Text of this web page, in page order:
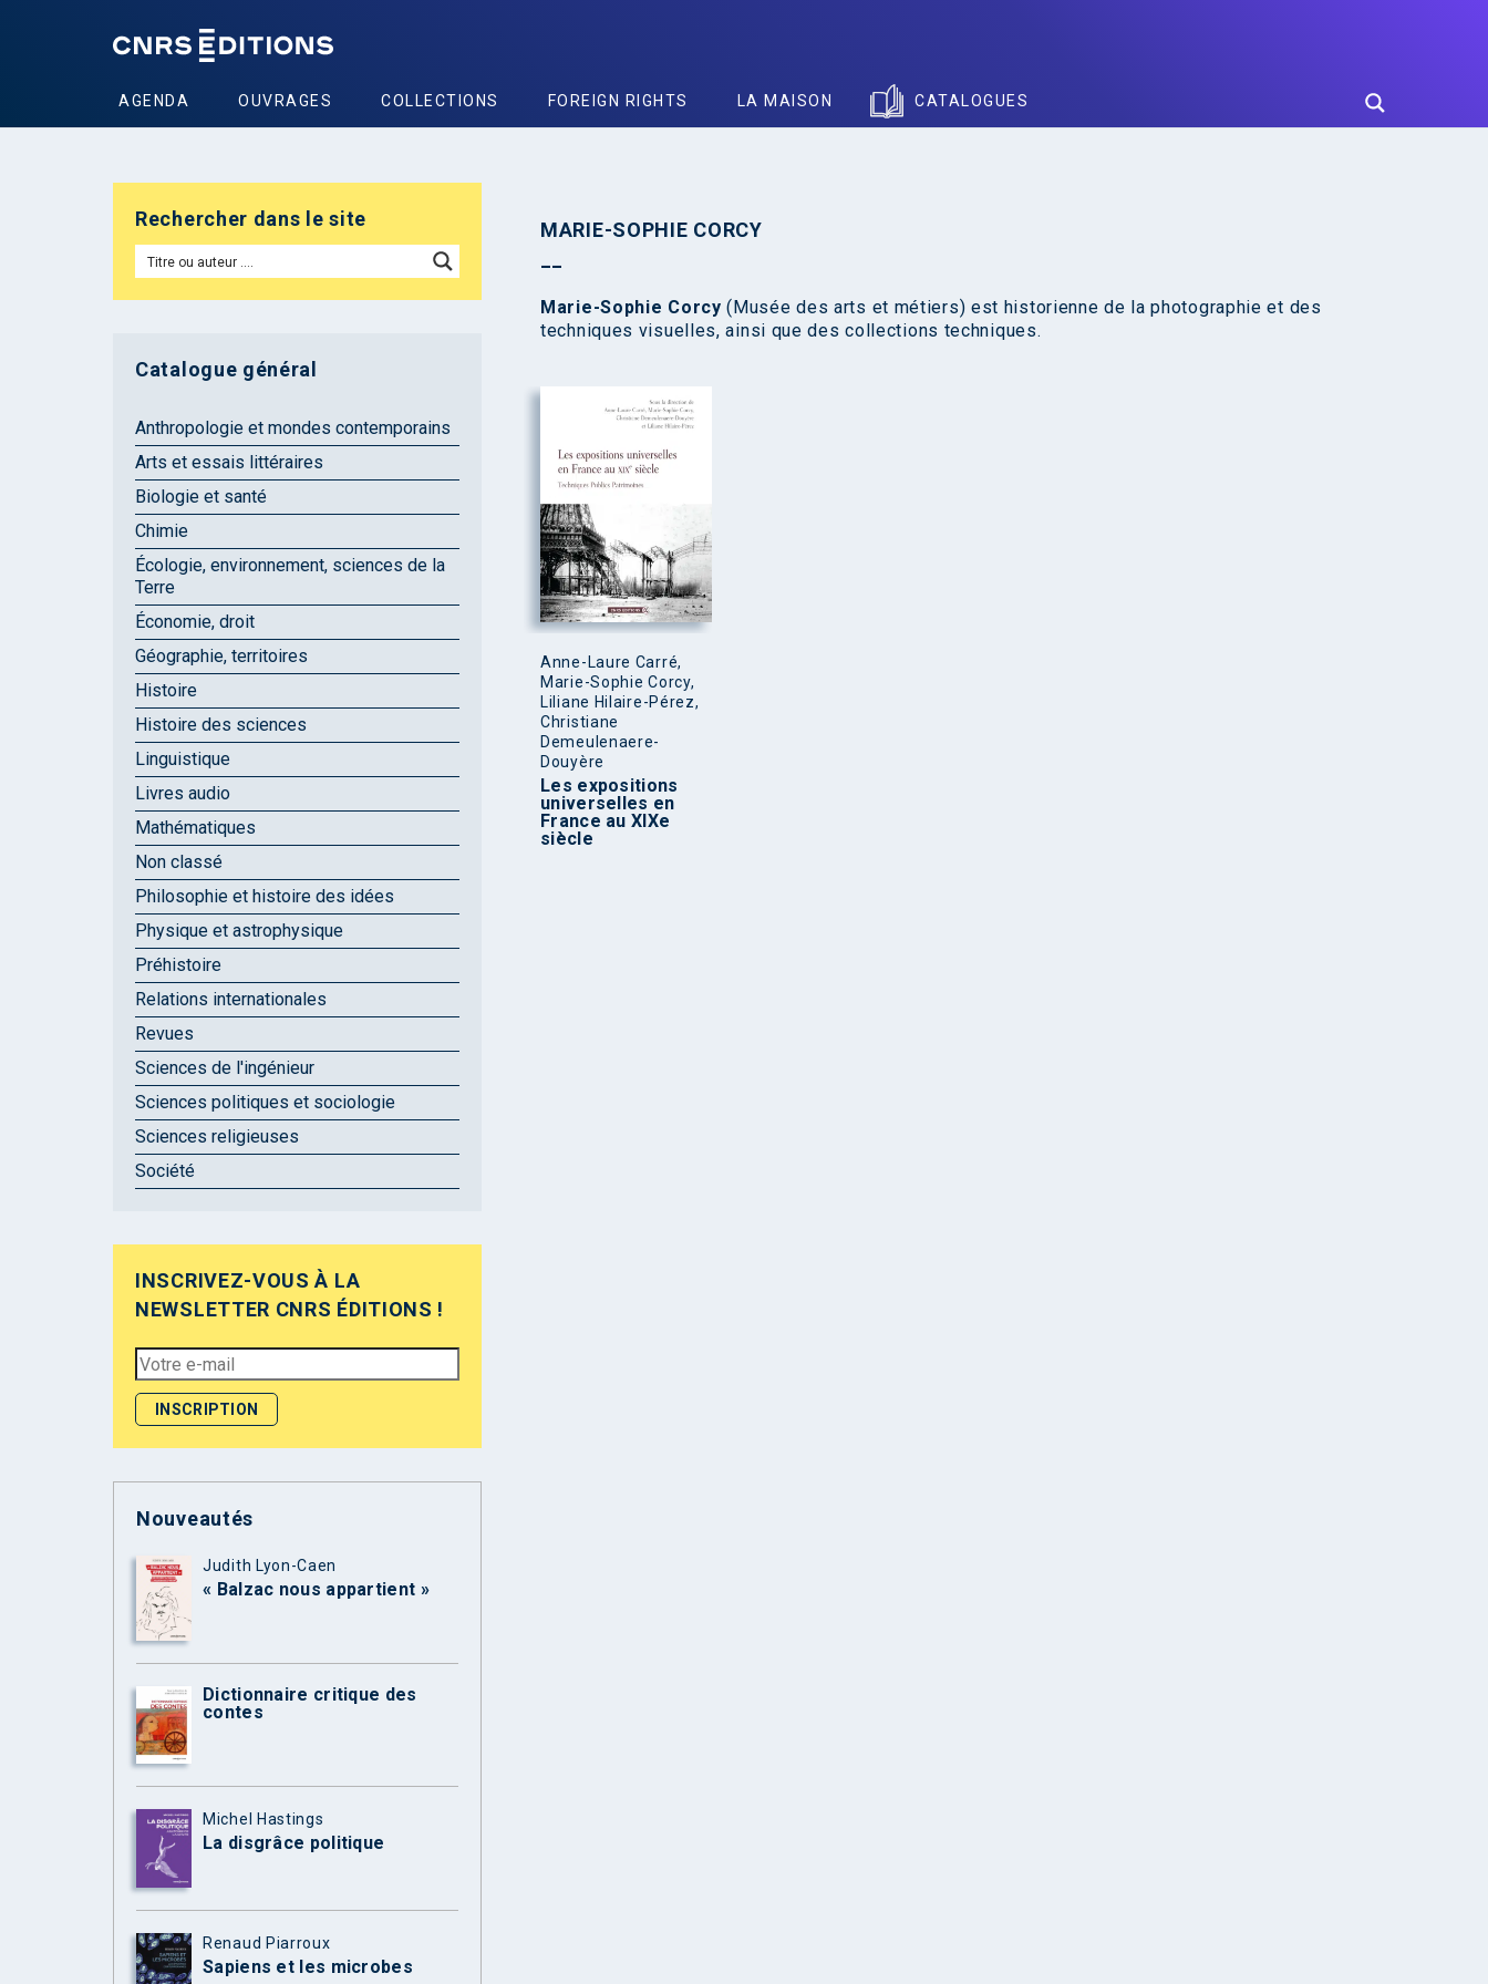
AGENDA OUVRAGES COLLECTIONS FOREIGN RIGHTS LA MAISON CATALOGUES
MARIE-SOPHIE CORCY
Marie-Sophie Corcy(Musée des arts et métiers) est historienne de la photographie et des
techniques visuelles, ainsi que des collections techniques.
Anne-Laure Carré,
Marie-Sophie Corcy,
Liliane Hilaire-Pérez,
Christiane
Demeulenaere-
Douyère
Les expositions
universelles en
France au XIXe
siècle
Rechercher dans le site
Catalogue général
Anthropologie et mondes contemporains
Arts et essais littéraires
Biologie et santé
Chimie
Écologie, environnement, sciences de la
Terre
Économie, droit
Géographie, territoires
Histoire
Histoire des sciences
Linguistique
Livres audio
Mathématiques
Non classé
Philosophie et histoire des idées
Physique et astrophysique
Préhistoire
Relations internationales
Revues
Sciences de l'ingénieur
Sciences politiques et sociologie
Sciences religieuses
Société
INSCRIVEZ-VOUS À LA
NEWSLETTER CNRS ÉDITIONS !
Nouveautés
Judith Lyon-Caen
« Balzac nous appartient »
Dictionnaire critique des
contes
Michel Hastings
La disgrâce politique
Renaud Piarroux
Sapiens et les microbes